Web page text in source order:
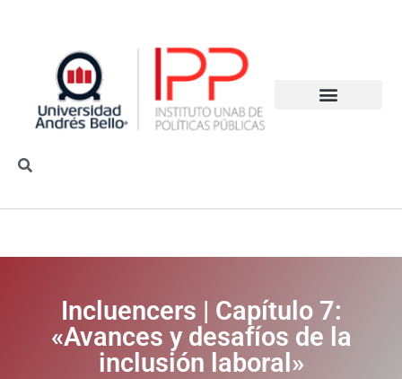
Incluencers | Capítulo 7:
«Avances y desafíos de la
inclusión laboral»